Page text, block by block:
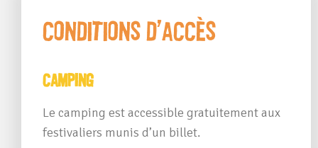
Conditions d’accès
Camping
Le camping est accessible gratuitement aux
festivaliers munis d’un billet.